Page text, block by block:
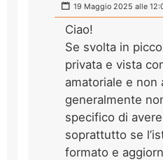
19 Maggio 2025 alle
Ciao!
Se svolta in
privata e vista
amatoriale e non
generalmente
specifico di
soprattutto se
formato e